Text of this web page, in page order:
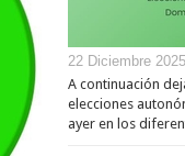
22 Diciembre
A continuación
elecciones
ayer en los